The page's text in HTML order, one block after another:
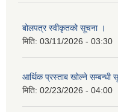
बोलपत्र स्वीकृतको सूचना ।
मिति: 03/11/2026 - 03:30
आर्थिक प्रस्ताब खोल्ने सम्बन्धी
मिति: 02/23/2026 - 04:00